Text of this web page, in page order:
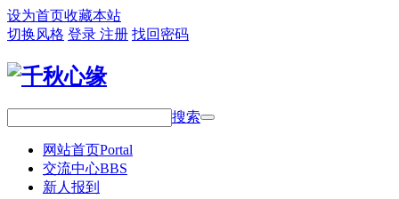
设为首页收藏本站
切换风格 登录 注册 找回密码
搜索
网站首页Portal
交流中心BBS
新人报到